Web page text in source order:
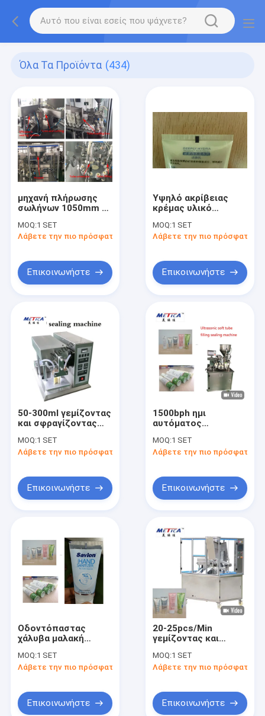
Όλα Τα Προϊόντα (434)
μηχανή πλήρωσης
σωλήνων 1050mm με
σειράς 5-50ml και
σωλήνων 50250mm
MOQ:1 SET
Λάβετε την πιο πρόσφατη τιμή
Επικοινωνήστε
Υψηλό ακρίβειας
κρέμας υλικό
μηχανών πλήρωσης
σφραγίζοντας
MOQ:1 SET
Λάβετε την πιο πρόσφατη
Επικοινωνήστε
50-300ml γεμίζοντας
και σφραγίζοντας
την πώληση
MOQ:1 SET
Λάβετε την πιο πρόσφατη τιμή
Επικοινωνήστε
1500bph ημι
αυτόματος
μαλακός σωλήνας
που γεμίζει και
μηχανών σφράγισης
MOQ:1 SET
Λάβετε την πιο πρόσφατη
Επικοινωνήστε
Οδοντόπαστας
χάλυβα μαλακή
300ml μηχανών
πλήρωσης
MOQ:1 SET
Λάβετε την πιο πρόσφατη τιμή
Επικοινωνήστε
20-25pcs/Min
γεμίζοντας και
μηχανή
υπερηχητικών
MOQ:1 SET
Λάβετε την πιο πρόσφατη
Επικοινωνήστε